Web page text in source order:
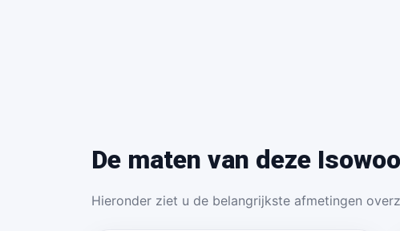
De maten van deze
Hieronder ziet u de belangrijkste afmetingen